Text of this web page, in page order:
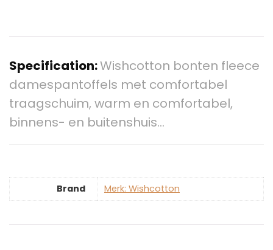
Specification:Wishcotton bonten fleece
damespantoffels met comfortabel
traagschuim, warm en comfortabel,
binnens- en buitenshuis…
Brand Merk: Wishcotton